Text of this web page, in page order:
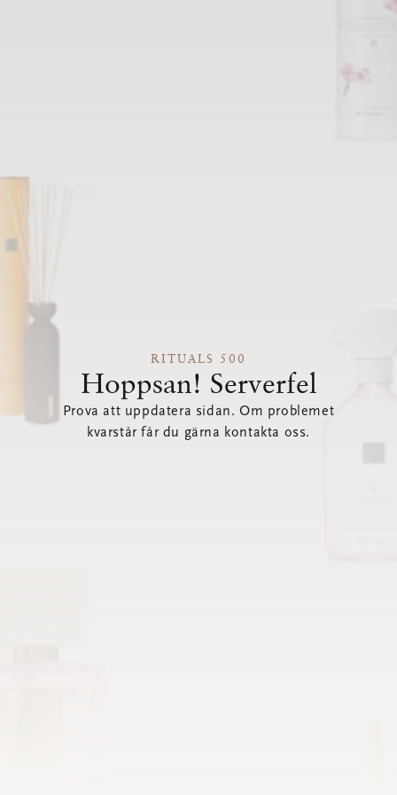
RITUALS 500
Hoppsan! Serverfel
Prova att uppdatera sidan. Om problemet
kvarstår får du gärna kontakta oss.